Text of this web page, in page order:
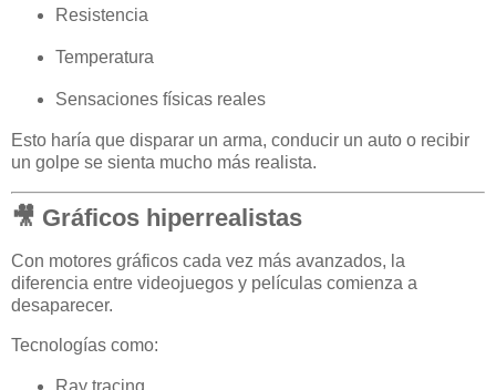
Resistencia
Temperatura
Sensaciones físicas reales
Esto haría que disparar un arma, conducir un auto o recibir
un golpe se sienta mucho más realista.
🎥 Gráficos hiperrealistas
Con motores gráficos cada vez más avanzados, la
diferencia entre videojuegos y películas comienza a
desaparecer.
Tecnologías como:
Ray tracing